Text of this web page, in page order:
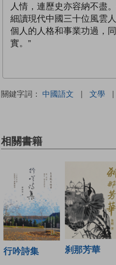
人情，連歷史亦容納不盡
細讀現代中國三十位風雲
個人的人格和事業功過，
實。”
關鍵字詞： 中國語文 | 文學 |
相關書籍
行吟詩集 刹那芳華